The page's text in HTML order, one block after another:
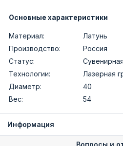
Основные характеристики
Материал:
Латунь
Производство:
Россия
Статус:
Технологии:
Лазерная
Диаметр:
40
Вес:
54
Информация
Вопросы и